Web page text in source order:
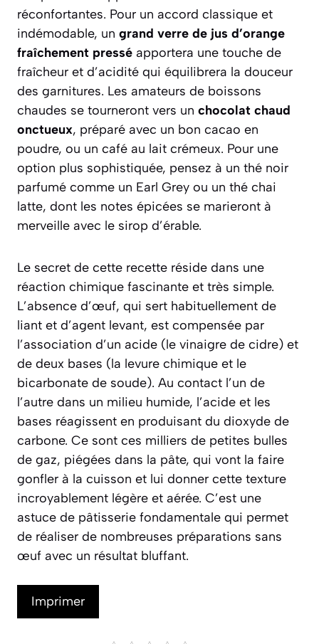
réconfortantes. Pour un accord classique et
indémodable, un grand verre de jus d’orange
fraîchement pressé apportera une touche de
fraîcheur et d’acidité qui équilibrera la douceur
des garnitures. Les amateurs de boissons
chaudes se tourneront vers un chocolat chaud
onctueux, préparé avec un bon cacao en
poudre, ou un café au lait crémeux. Pour une
option plus sophistiquée, pensez à un thé noir
parfumé comme un Earl Grey ou un thé chai
latte, dont les notes épicées se marieront à
merveille avec le sirop d’érable.
Le secret de cette recette réside dans une
réaction chimique fascinante et très simple.
L’absence d’œuf, qui sert habituellement de
liant et d’agent levant, est compensée par
l’association d’un acide (le vinaigre de cidre) et
de deux bases (la levure chimique et le
bicarbonate de soude). Au contact l’un de
l’autre dans un milieu humide, l’acide et les
bases réagissent en produisant du dioxyde de
carbone. Ce sont ces milliers de petites bulles
de gaz, piégées dans la pâte, qui vont la faire
gonfler à la cuisson et lui donner cette texture
incroyablement légère et aérée. C’est une
astuce de pâtisserie fondamentale qui permet
de réaliser de nombreuses préparations sans
œuf avec un résultat bluffant.
Imprimer